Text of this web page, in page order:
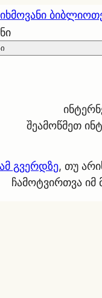
ხმოვანი
შეამოწმეთ
ამ გვერდზე, თუ
ჩამოტვირთვა იმ